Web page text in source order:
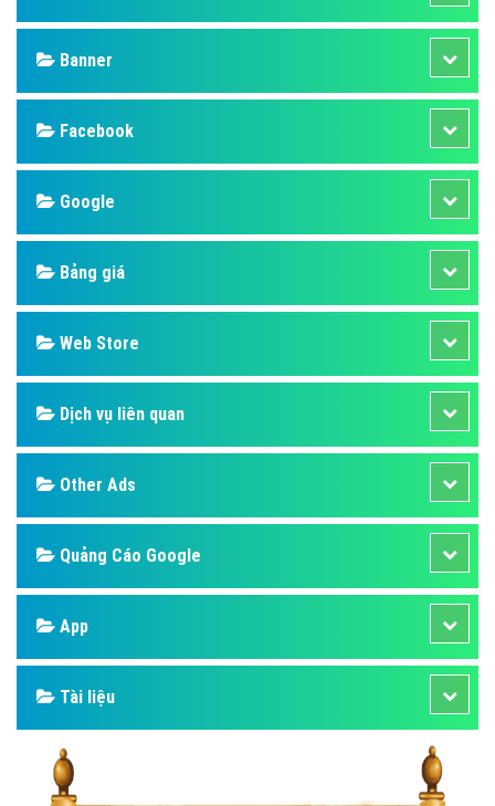
Banner
Facebook
Google
Bảng giá
Web Store
Dịch vụ liên quan
Other Ads
Quảng Cáo Google
App
Tài liệu